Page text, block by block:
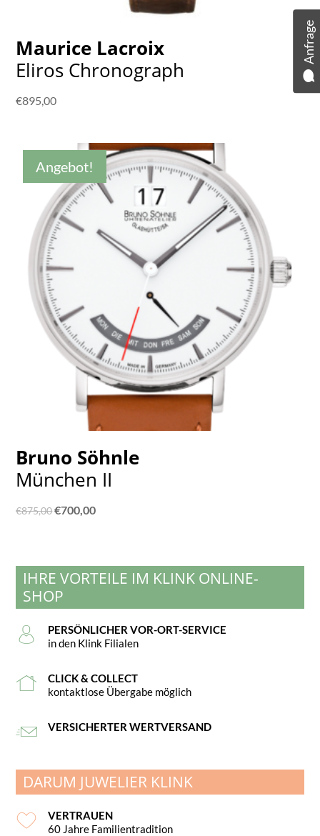
Maurice Lacroix
Eliros Chronograph
€895,00
Angebot!
Bruno Söhnle
München II
€875,00Ursprünglicher
€875,00
€700,00Aktueller
€700,00.
IHRE VORTEILE IM KLINK ONLINE-
SHOP
PERSÖNLICHER VOR-ORT-SERVICE
in den Klink Filialen
CLICK & COLLECT
kontaktlose Übergabe möglich
VERSICHERTER WERTVERSAND
DARUM JUWELIER KLINK
VERTRAUEN
60 Jahre Familientradition
Anfrage